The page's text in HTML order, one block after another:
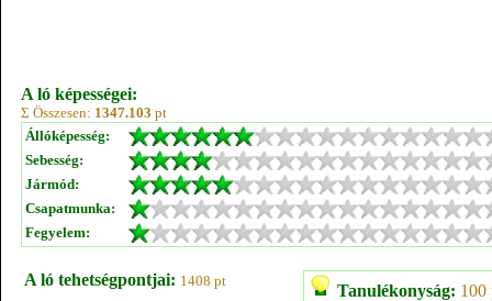
A ló képességei:
Σ Összesen: 1347.103 pt
Állóképesség:
Sebesség:
Jármód:
Csapatmunka:
Fegyelem:
A ló tehetségpontjai: 1408 pt
Tanulékonyság: 100